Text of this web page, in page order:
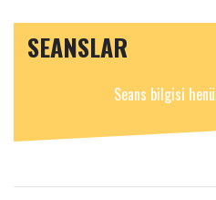
SEANSLAR
Seans bilgisi